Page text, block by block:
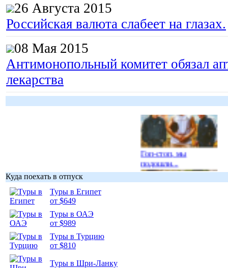
26 Августа 2015
Российская валюта слабеет на глазах.
08 Мая 2015
Антимонопольный комитет обязал
лекарства
Гоп-стоп, мы
подошли...
Куда поехать в отпуск
Туры в Египет
от $649
Туры в ОАЭ
от $989
Туры в Турцию
от $810
Туры в Шри-Ланку